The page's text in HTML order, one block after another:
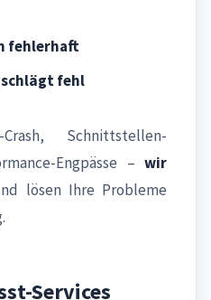
fehlerhaft
fehl
Schnittstellen-
Engpässe – wir
lösen Ihre Probleme
Services